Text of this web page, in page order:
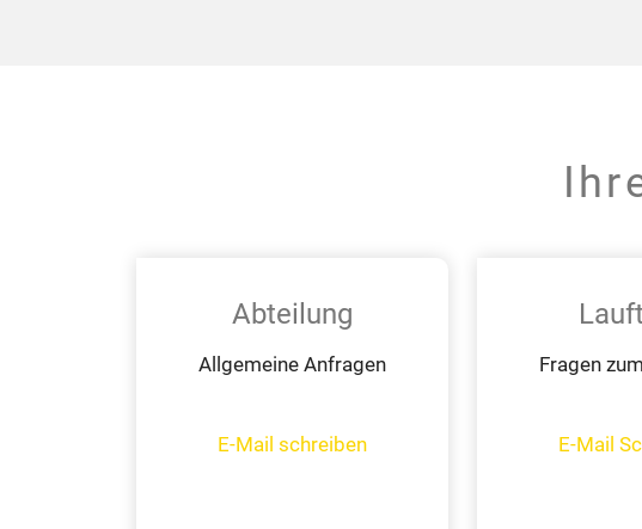
Abteilung
Allgemeine Anfragen
E-Mail schreiben
Fragen
E-Mail